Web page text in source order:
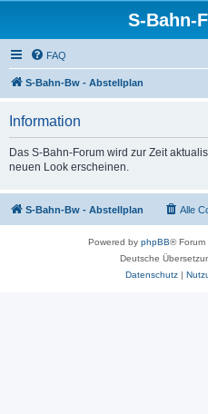
S-Bahn-
FAQ
S-Bahn-Bw - Abstellplan
Information
Das S-Bahn-Forum wird zur Zeit
neuen Look erscheinen.
S-Bahn-Bw - Abstellplan Alle
Powered by phpBB® Forum
Deutsche
Datenschutz|